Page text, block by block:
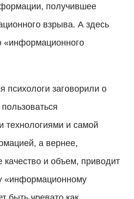
получившее
взрыва. А здесь
«информационного
психологи заговорили о
и самой
а вернее,
качество и объем, приводит
«информационному